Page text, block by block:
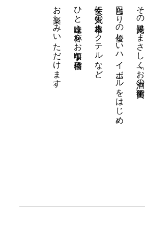
その光景はまさしく「お酒の美術館」。
口当たりの優しいハイボールをはじめ、
女性に人気の本格カクテルなど、
ひと味違う一杯をお手頃な価格で
お楽しみいただけます。